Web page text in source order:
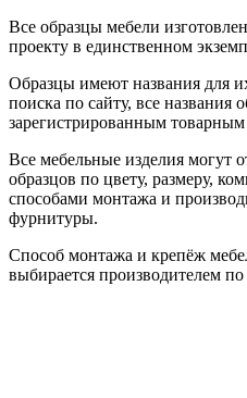
Все образцы мебели
проекту в единственном
Образцы имеют названия для
поиска по сайту, все названия
зарегистрированным товарным
Все мебельные изделия могут
образцов по цвету, размеру,
способами монтажа и
фурнитуры.
Способ монтажа и крепёж
выбирается производителем